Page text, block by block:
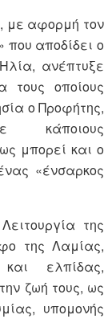
με αφορμή τον
που αποδίδει ο
ανέπτυξε
τους οποίους
ο Προφήτης,
κάποιους
μπορεί και ο
«ένσαρκος
της
της Λαμίας,
ελπίδας,
ζωή τους, ως
υπομονής